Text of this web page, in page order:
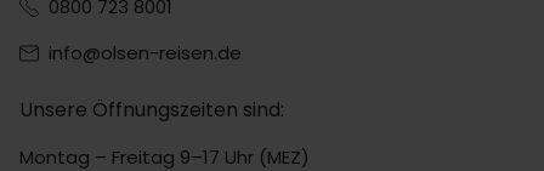
0800 723 8001
info@olsen-reisen.de
Unsere Öffnungszeiten sind:
Montag – Freitag 9–17 Uhr (MEZ)